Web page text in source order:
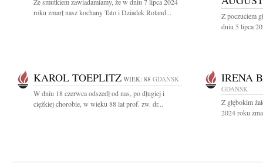
roku zmarł nasz kochany Tato i Dziadek Roland...
Z poczuciem
dniu 5 lipca
KAROL TOEPLITZ WIEK: 88 GDAŃSK
W dniu 18 czerwca odszedł od nas, po długiej i
ciężkiej chorobie, w wieku 88 lat prof. zw. dr...
IRENA
GDAŃSK
Z głębokim
2024 roku